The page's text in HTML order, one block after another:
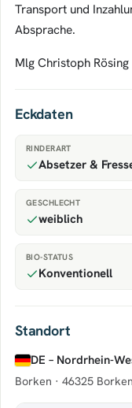
Transport und
Absprache.
Mlg Christoph Rösing
Eckdaten
RINDERART
Absetzer &
GESCHLECHT
weiblich
BIO-STATUS
Konventionell
Standort
DE – Nordrhein-
Borken · 46325 Borken